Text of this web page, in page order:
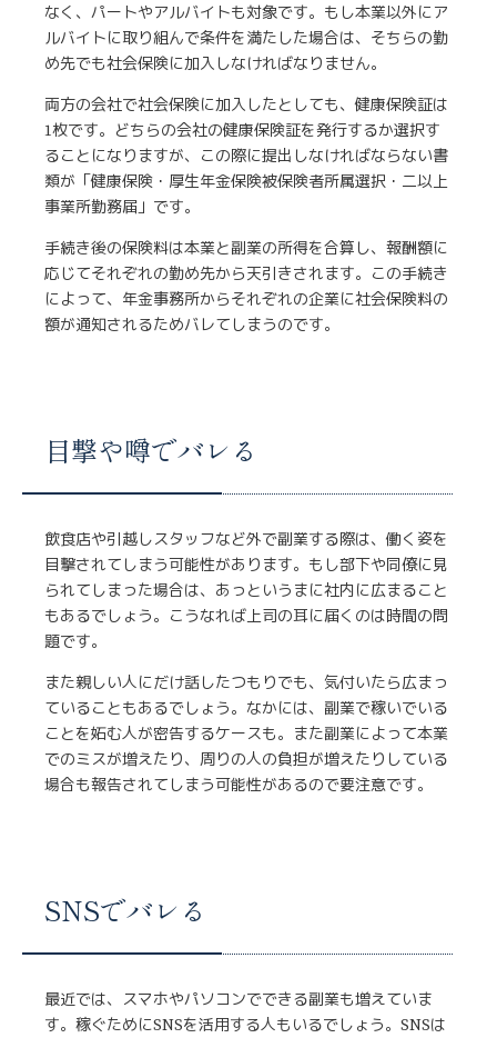
なく、パートやアルバイトも対象です。もし本業以外にア
ルバイトに取り組んで条件を満たした場合は、そちらの勤
め先でも社会保険に加入しなければなりません。
両方の会社で社会保険に加入したとしても、健康保険証は
1枚です。どちらの会社の健康保険証を発行するか選択す
ることになりますが、この際に提出しなければならない書
類が「健康保険・厚生年金保険被保険者所属選択・二以上
事業所勤務届」です。
手続き後の保険料は本業と副業の所得を合算し、報酬額に
応じてそれぞれの勤め先から天引きされます。この手続き
によって、年金事務所からそれぞれの企業に社会保険料の
額が通知されるためバレてしまうのです。
目撃や噂でバレる
飲食店や引越しスタッフなど外で副業する際は、働く姿を
目撃されてしまう可能性があります。もし部下や同僚に見
られてしまった場合は、あっというまに社内に広まること
もあるでしょう。こうなれば上司の耳に届くのは時間の問
題です。
また親しい人にだけ話したつもりでも、気付いたら広まっ
ていることもあるでしょう。なかには、副業で稼いでいる
ことを妬む人が密告するケースも。また副業によって本業
でのミスが増えたり、周りの人の負担が増えたりしている
場合も報告されてしまう可能性があるので要注意です。
SNSでバレる
最近では、スマホやパソコンでできる副業も増えていま
す。稼ぐためにSNSを活用する人もいるでしょう。SNSは